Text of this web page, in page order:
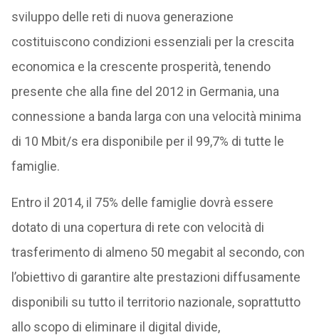
sviluppo delle reti di nuova generazione
costituiscono condizioni essenziali per la crescita
economica e la crescente prosperità, tenendo
presente che alla fine del 2012 in Germania, una
connessione a banda larga con una velocità minima
di 10 Mbit/s era disponibile per il 99,7% di tutte le
famiglie.
Entro il 2014, il 75% delle famiglie dovrà essere
dotato di una copertura di rete con velocità di
trasferimento di almeno 50 megabit al secondo, con
l’obiettivo di garantire alte prestazioni diffusamente
disponibili su tutto il territorio nazionale, soprattutto
allo scopo di eliminare il digital divide,